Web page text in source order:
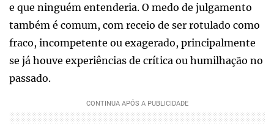
e que ninguém entenderia. O medo de julgamento
também é comum, com receio de ser rotulado como
fraco, incompetente ou exagerado, principalmente
se já houve experiências de crítica ou humilhação no
passado.